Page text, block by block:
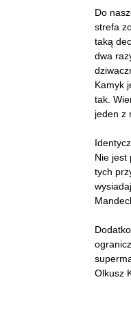
Do
strefa
taką
dwa
Kamyk
tak.
jeden z
Nie jest
tych
Olkusz